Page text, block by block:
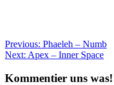
Beitragsnavigation
Previous: Phaeleh – Numb
Next: Apex – Inner Space
Kommentier uns was!